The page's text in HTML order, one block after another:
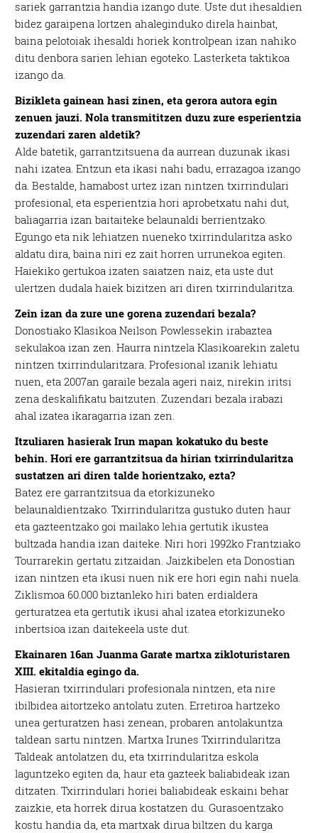
sariek garrantzia handia izango dute. Uste dut ihesaldien
bidez garaipena lortzen ahaleginduko direla hainbat,
baina pelotoiak ihesaldi horiek kontrolpean izan nahiko
ditu denbora sarien lehian egoteko. Lasterketa taktikoa
izango da.
Bizikleta gainean hasi zinen, eta gerora autora egin
zenuen jauzi. Nola transmititzen duzu zure esperientzia
zuzendari zaren aldetik?
Alde batetik, garrantzitsuena da aurrean duzunak ikasi
nahi izatea. Entzun eta ikasi nahi badu, errazagoa izango
da. Bestalde, hamabost urtez izan nintzen txirrindulari
profesional, eta esperientzia hori aprobetxatu nahi dut,
baliagarria izan baitaiteke belaunaldi berrientzako.
Egungo eta nik lehiatzen nueneko txirrindularitza asko
aldatu dira, baina niri ez zait horren urrunekoa egiten.
Haiekiko gertukoa izaten saiatzen naiz, eta uste dut
ulertzen dudala haiek bizitzen ari diren txirrindularitza.
Zein izan da zure une gorena zuzendari bezala?
Donostiako Klasikoa Neilson Powlessekin irabaztea
sekulakoa izan zen. Haurra nintzela Klasikoarekin zaletu
nintzen txirrindularitzara. Profesional izanik lehiatu
nuen, eta 2007an garaile bezala ageri naiz, nirekin iritsi
zena deskalifikatu baitzuten. Zuzendari bezala irabazi
ahal izatea ikaragarria izan zen.
Itzuliaren hasierak Irun mapan kokatuko du beste
behin. Hori ere garrantzitsua da hirian txirrindularitza
sustatzen ari diren talde horientzako, ezta?
Batez ere garrantzitsua da etorkizuneko
belaunaldientzako. Txirrindularitza gustuko duten haur
eta gazteentzako goi mailako lehia gertutik ikustea
bultzada handia izan daiteke. Niri hori 1992ko Frantziako
Tourrarekin gertatu zitzaidan. Jaizkibelen eta Donostian
izan nintzen eta ikusi nuen nik ere hori egin nahi nuela.
Ziklismoa 60.000 biztanleko hiri baten erdialdera
gerturatzea eta gertutik ikusi ahal izatea etorkizuneko
inbertsioa izan daitekeela uste dut.
Ekainaren 16an Juanma Garate martxa zikloturistaren
XIII. ekitaldia egingo da.
Hasieran txirrindulari profesionala nintzen, eta nire
ibilbidea aitortzeko antolatu zuten. Erretiroa hartzeko
unea gerturatzen hasi zenean, probaren antolakuntza
taldean sartu nintzen. Martxa Irunes Txirrindularitza
Taldeak antolatzen du, eta txirrindularitza eskola
laguntzeko egiten da, haur eta gazteek baliabideak izan
ditzaten. Txirrindulari horiei baliabideak eskaini behar
zaizkie, eta horrek dirua kostatzen du. Gurasoentzako
kostu handia da, eta martxak dirua biltzen du karga